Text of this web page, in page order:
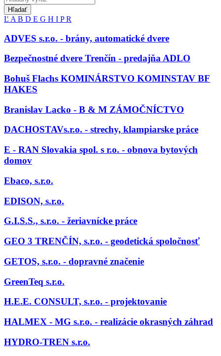
Hľadať
Ľ A B D E G H I PR
ADVES s.r.o. - brány, automatické dvere
Bezpečnostné dvere Trenčín - predajňa ADLO
Bohuš Flachs KOMINÁRSTVO KOMINSTAV BF
HAKES
Branislav Lacko - B & M ZÁMOČNÍCTVO
DACHOSTAVs.r.o. - strechy, klampiarske práce
E - RAN Slovakia spol. s r.o. - obnova bytových
domov
Ebaco, s.r.o.
EDISON, s.r.o.
G.I.S.S., s.r.o. - žeriavnícke práce
GEO 3 TRENČÍN, s.r.o. - geodetická spoločnosť
GETOS, s.r.o. - dopravné značenie
GreenTeq s.r.o.
H.E.E. CONSULT, s.r.o. - projektovanie
HALMEX - MG s.r.o. - realizácie okrasných záhrad
HYDRO-TREN s.r.o.